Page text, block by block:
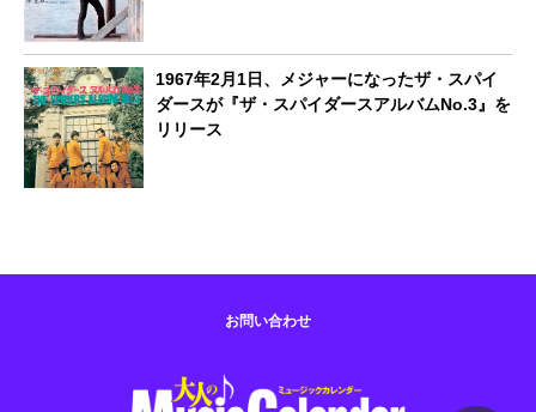
1967年2月1日、メジャーになったザ・スパイ
ダースが『ザ・スパイダースアルバムNo.3』を
リリース
お問い合わせ